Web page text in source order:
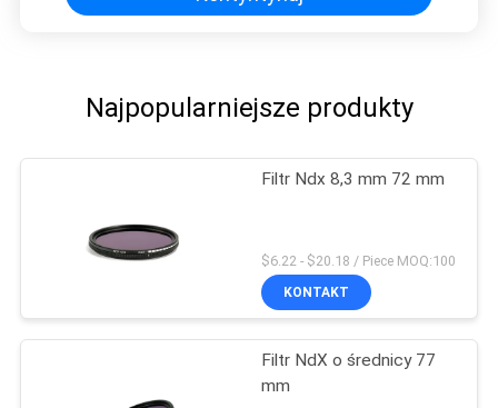
Najpopularniejsze produkty
Filtr Ndx 8,3 mm 72 mm
$6.22 - $20.18 / Piece MOQ:100
KONTAKT
Filtr NdX o średnicy 77
mm